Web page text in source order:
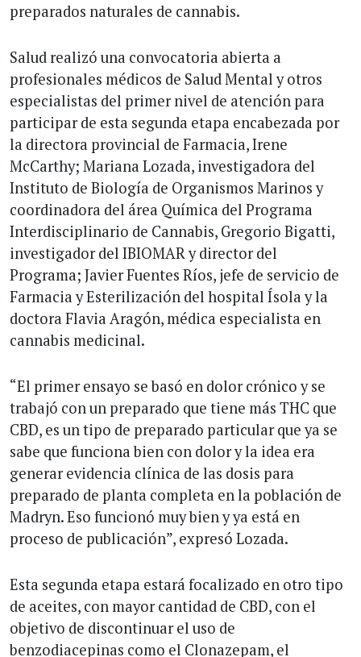
preparados naturales de cannabis.
Salud realizó una convocatoria abierta a
profesionales médicos de Salud Mental y otros
especialistas del primer nivel de atención para
participar de esta segunda etapa encabezada por
la directora provincial de Farmacia, Irene
McCarthy; Mariana Lozada, investigadora del
Instituto de Biología de Organismos Marinos y
coordinadora del área Química del Programa
Interdisciplinario de Cannabis, Gregorio Bigatti,
investigador del IBIOMAR y director del
Programa; Javier Fuentes Ríos, jefe de servicio de
Farmacia y Esterilización del hospital Ísola y la
doctora Flavia Aragón, médica especialista en
cannabis medicinal.
“El primer ensayo se basó en dolor crónico y se
trabajó con un preparado que tiene más THC que
CBD, es un tipo de preparado particular que ya se
sabe que funciona bien con dolor y la idea era
generar evidencia clínica de las dosis para
preparado de planta completa en la población de
Madryn. Eso funcionó muy bien y ya está en
proceso de publicación”, expresó Lozada.
Esta segunda etapa estará focalizado en otro tipo
de aceites, con mayor cantidad de CBD, con el
objetivo de discontinuar el uso de
benzodiacepinas como el Clonazepam, el